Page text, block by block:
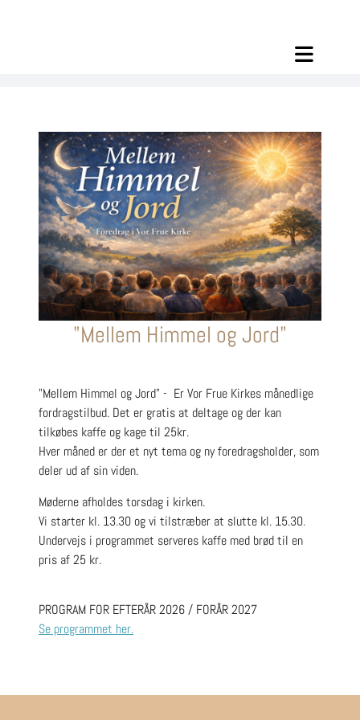
"Mellem Himmel og Jord"
"Mellem Himmel og Jord" - Er Vor Frue Kirkes månedlige
fordragstilbud. Det er gratis at deltage og der kan
tilkøbes kaffe og kage til 25kr.
Hver måned er der et nyt tema og ny foredragsholder, som
deler ud af sin viden.
Møderne afholdes torsdag i kirken.
Vi starter kl. 13.30 og vi tilstræber at slutte kl. 15.30.
Undervejs i programmet serveres kaffe med brød til en
pris af 25 kr.
PROGRAM FOR EFTERÅR 2026 / FORÅR 2027
Se programmet her.